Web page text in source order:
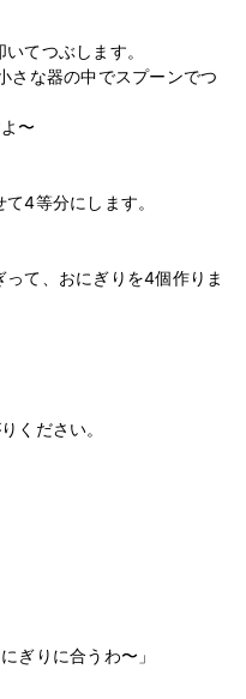
てつぶします。
さな器の中でスプーンでつ
〜
4等分にします。
て、おにぎりを4個作りま
ください。
ぎりに合うわ〜」